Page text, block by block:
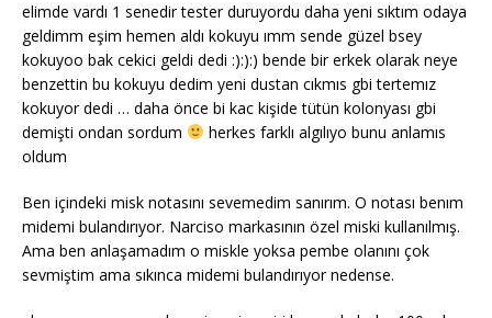
elimde vardı 1 senedir tester duruyordu daha yeni sıktım odaya
geldimm eşim hemen aldı kokuyu ımm sende güzel bsey
kokuyoo bak cekici geldi dedi :):):) bende bir erkek olarak neye
benzettin bu kokuyu dedim yeni dustan cıkmıs gbi tertemız
kokuyor dedi … daha önce bi kac kişide tütün kolonyası gbi
demişti ondan sordum
herkes farklı algılıyo bunu anlamıs
oldum
Ben içindeki misk notasını sevemedim sanırım. O notası benım
midemi bulandırıyor. Narciso markasının özel miski kullanılmış.
Ama ben anlaşamadım o miskle yoksa pembe olanını çok
sevmiştim ama sıkınca midemi bulandırıyor nedense.